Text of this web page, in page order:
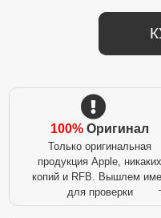
100% Оригинал
Только оригинальная
продукция Apple, никаких
копий и RFB. Вышлем
для проверки